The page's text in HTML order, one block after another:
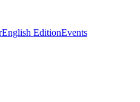
English EditionEvents